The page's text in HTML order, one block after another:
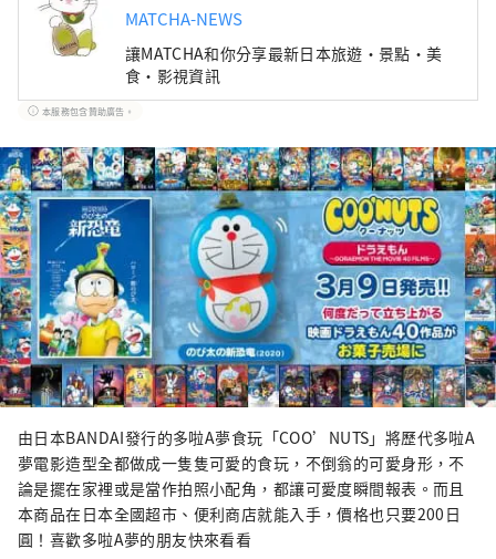
MATCHA-NEWS
讓MATCHA和你分享最新日本旅遊・景點・美
食・影視資訊
本服務包含贊助廣告。
由日本BANDAI發行的多啦A夢食玩「COO’NUTS」將歷代多啦A
夢電影造型全都做成一隻隻可愛的食玩，不倒翁的可愛身形，不
論是擺在家裡或是當作拍照小配角，都讓可愛度瞬間報表。而且
本商品在日本全國超市、便利商店就能入手，價格也只要200日
圓！喜歡多啦A夢的朋友快來看看